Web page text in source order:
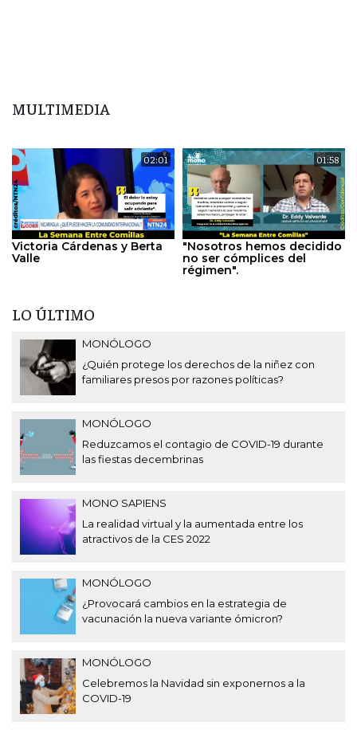
MULTIMEDIA
02:01
Victoria Cárdenas y Berta
Valle
01:58
"Nosotros hemos decidido
no ser cómplices del
régimen".
LO ÚLTIMO
MONÓLOGO
¿Quién protege los derechos de la niñez con
familiares presos por razones políticas?
MONÓLOGO
Reduzcamos el contagio de COVID-19 durante
las fiestas decembrinas
MONO SAPIENS
La realidad virtual y la aumentada entre los
atractivos de la CES 2022
MONÓLOGO
¿Provocará cambios en la estrategia de
vacunación la nueva variante ómicron?
MONÓLOGO
Celebremos la Navidad sin exponernos a la
COVID-19